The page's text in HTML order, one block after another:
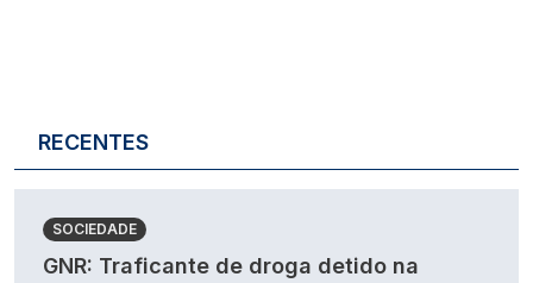
RECENTES
SOCIEDADE
GNR: Traficante de droga detido na